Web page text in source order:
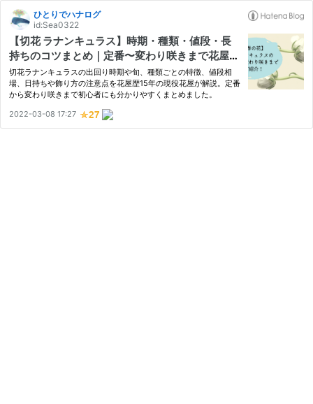
ひとりでハナログ
id:Sea0322
【切花 ラナンキュラス】時期・種類・値段・長
持ちのコツまとめ｜定番〜変わり咲きまで花屋が
解説
切花ラナンキュラスの出回り時期や旬、種類ごとの特徴、値段相
場、日持ちや飾り方の注意点を花屋歴15年の現役花屋が解説。定番
から変わり咲きまで初心者にも分かりやすくまとめました。
2022-03-08 17:27